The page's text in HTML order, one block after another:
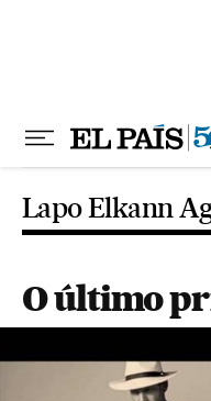
Lapo Elkann
O último